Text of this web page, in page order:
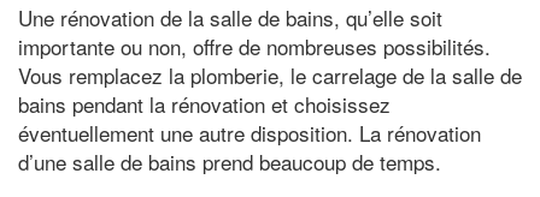
Une rénovation de la salle de bains, qu’elle soit
importante ou non, offre de nombreuses possibilités.
Vous remplacez la plomberie, le carrelage de la salle de
bains pendant la rénovation et choisissez
éventuellement une autre disposition. La rénovation
d’une salle de bains prend beaucoup de temps.